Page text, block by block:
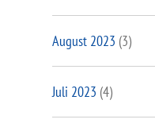
August 2023 (3)
Juli 2023 (4)